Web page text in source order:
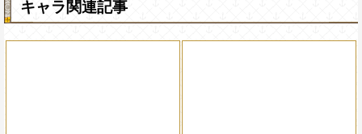
キャラ関連記事